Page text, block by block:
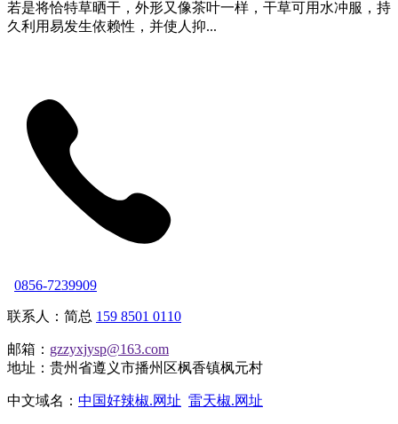
若是将恰特草晒干，外形又像茶叶一样，干草可用水冲服，持
久利用易发生依赖性，并使人抑...
0856-7239909
联系人：简总 159 8501 0110
邮箱： gzzyxjysp@163.com
地址：贵州省遵义市播州区枫香镇枫元村
中文域名： 中国好辣椒.网址 雷天椒.网址